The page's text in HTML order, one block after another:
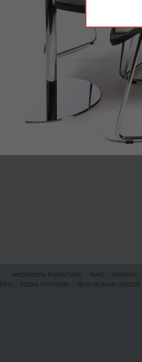
ANDERSEN FURNITURE :: INNO :: SIXINCH ::
EFG :: SEDIA SYSTEMS :: NEW DESIGN GROUP